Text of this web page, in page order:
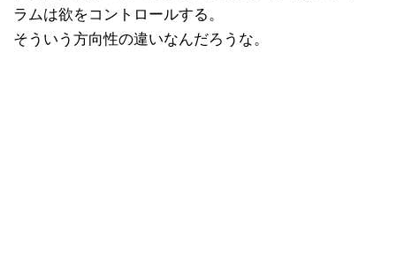
ラムは欲をコントロールする。
そういう方向性の違いなんだろうな。